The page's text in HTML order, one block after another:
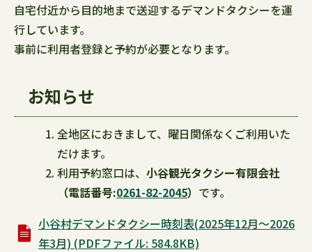
自宅付近から目的地まで送迎するデマンドタクシーを運
行しています。
事前に利用者登録と予約が必要となります。
お知らせ
全地区におきまして、曜日関係なくご利用いた
だけます。
利用予約窓口は、 小谷観光タクシー有限会社
（電話番号:0261-82-2045） です。
小谷村デマンドタクシー時刻表(2025年12月～2026
年3月) (PDFファイル: 584.8KB)